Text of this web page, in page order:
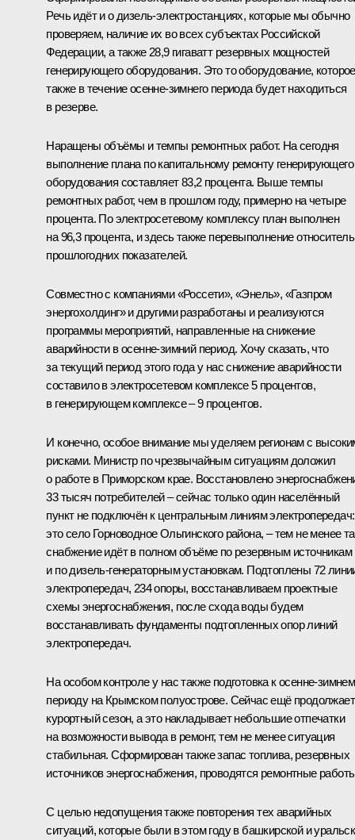
Речь идёт и о дизель-электростанциях, которые мы обычно
проверяем, наличие их во всех субъектах Российской
Федерации, а также 28,9 гигаватт резервных мощностей
генерирующего оборудования. Это то оборудование, которое
также в течение осенне-зимнего периода будет находиться
в резерве.
Наращены объёмы и темпы ремонтных работ. На сегодня
выполнение плана по капитальному ремонту генерирующего
оборудования составляет 83,2 процента. Выше темпы
ремонтных работ, чем в прошлом году, примерно на четыре
процента. По электросетевому комплексу план выполнен
на 96,3 процента, и здесь также перевыполнение
прошлогодних показателей.
Совместно с компаниями «Россети», «Энель», «Газпром
энергохолдинг» и другими разработаны и реализуются
программы мероприятий, направленные на снижение
аварийности в осенне-зимний период. Хочу сказать, что
за текущий период этого года у нас снижение аварийности
составило в электросетевом комплексе 5 процентов,
в генерирующем комплексе – 9 процентов.
И конечно, особое внимание мы уделяем регионам с
рисками. Министр по чрезвычайным ситуациям доложил
о работе в Приморском крае. Восстановлено
33 тысяч потребителей – сейчас только один населённый
пункт не подключён к центральным линиям электропередач:
это село Горноводное Ольгинского района, – тем не менее
снабжение идёт в полном объёме по резервным источникам
и по дизель-генераторным установкам. Подтоплены 72
электропередач, 234 опоры, восстанавливаем проектные
схемы энергоснабжения, после схода воды будем
восстанавливать фундаменты подтопленных опор линий
электропередач.
На особом контроле у нас также подготовка к осенне-
периоду на Крымском полуострове. Сейчас ещё
курортный сезон, а это накладывает небольшие отпечатки
на возможности вывода в ремонт, тем не менее ситуация
стабильная. Сформирован также запас топлива, резервных
источников энергоснабжения, проводятся ремонтные
С целью недопущения также повторения тех аварийных
ситуаций, которые были в этом году в башкирской и